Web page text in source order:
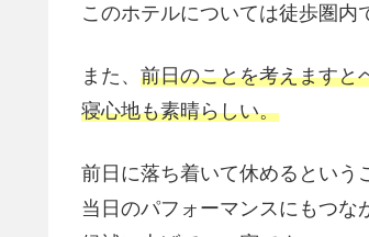
このホテルについては徒歩圏内
また、 前日のことを考えますと
寝心地も素晴らしい。
前日に落ち着いて休めるという
当日のパフォーマンスにもつな